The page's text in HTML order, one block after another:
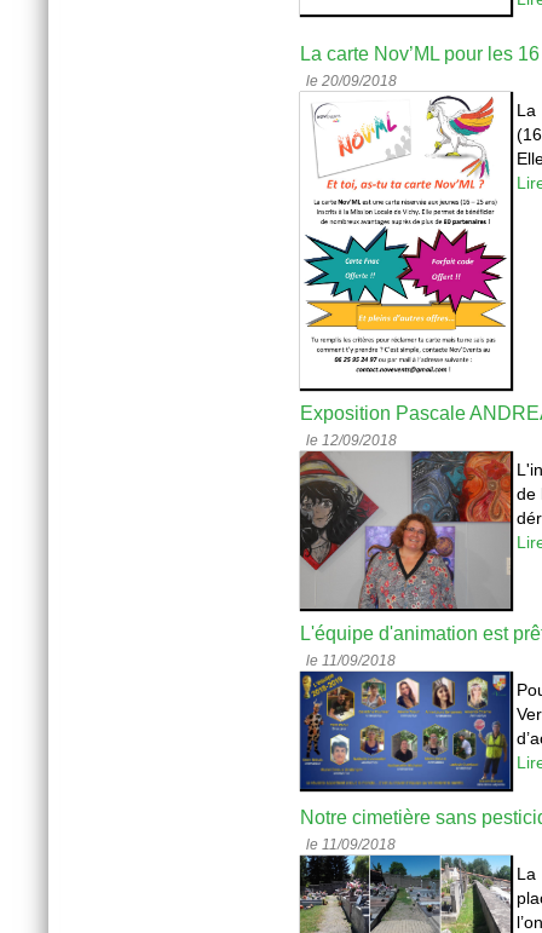
La carte Nov’ML pour les
le 20/09/2018
Exposition Pascale
le 12/09/2018
de
L'équipe d'animation est
le 11/09/2018
Notre cimetière sans
le 11/09/2018
La